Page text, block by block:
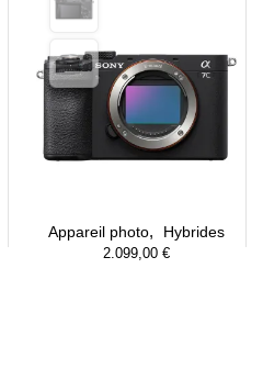
Appareil photo,
Hybrides
2.099,00€